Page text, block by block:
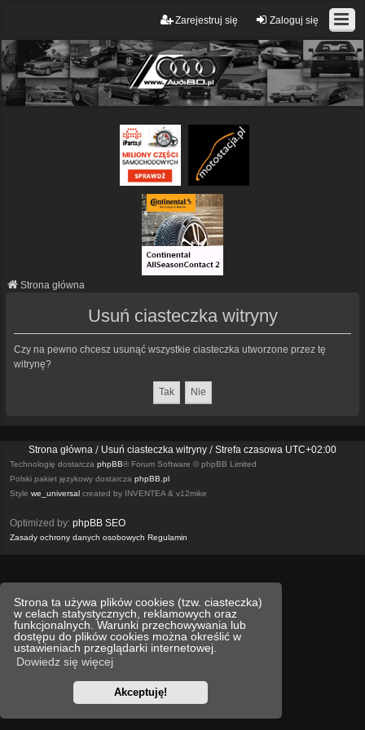
Strona ta używa plików cookies (tzw. ciasteczka)
w celach statystycznych, reklamowych oraz
funkcjonalnych. Warunki przechowywania lub
dostępu do plików cookies można określić w
ustawieniach przeglądarki internetowej.
Dowiedz się więcej
Akceptuję!
Zaloguj się
Zarejestruj się
Strona główna
Usuń ciasteczka witryny
Czy na pewno chcesz usunąć wszystkie ciasteczka utworzone przez tę
witrynę?
Strona główna Usuń ciasteczka witryny Strefa czasowa UTC+02:00
Technologię dostarcza phpBB® Forum Software © phpBB Limited
Polski pakiet językowy dostarcza phpBB.pl
Style we_universal created by INVENTEA & v12mike
Optimized by: phpBB SEO
Zasady ochrony danych osobowych Regulamin